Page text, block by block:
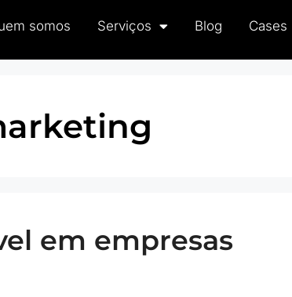
somos Serviços Blog Cases
em empresas